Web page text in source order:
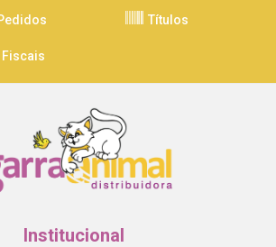
Títulos
Fiscais
Institucional